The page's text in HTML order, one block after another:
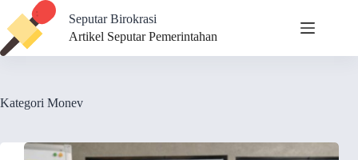
content
Seputar Birokrasi
Artikel Seputar Pemerintahan
Kategori Monev